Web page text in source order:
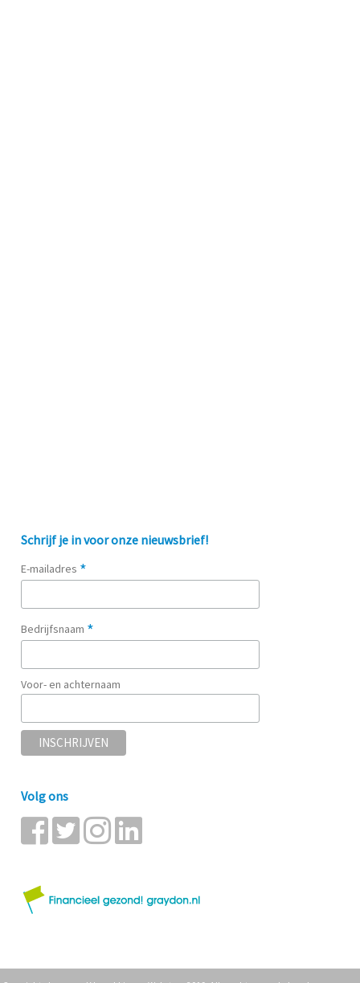
Schrijf je in voor onze nieuwsbrief!
E-mailadres *
Bedrijfsnaam *
Voor- en achternaam
Volg ons